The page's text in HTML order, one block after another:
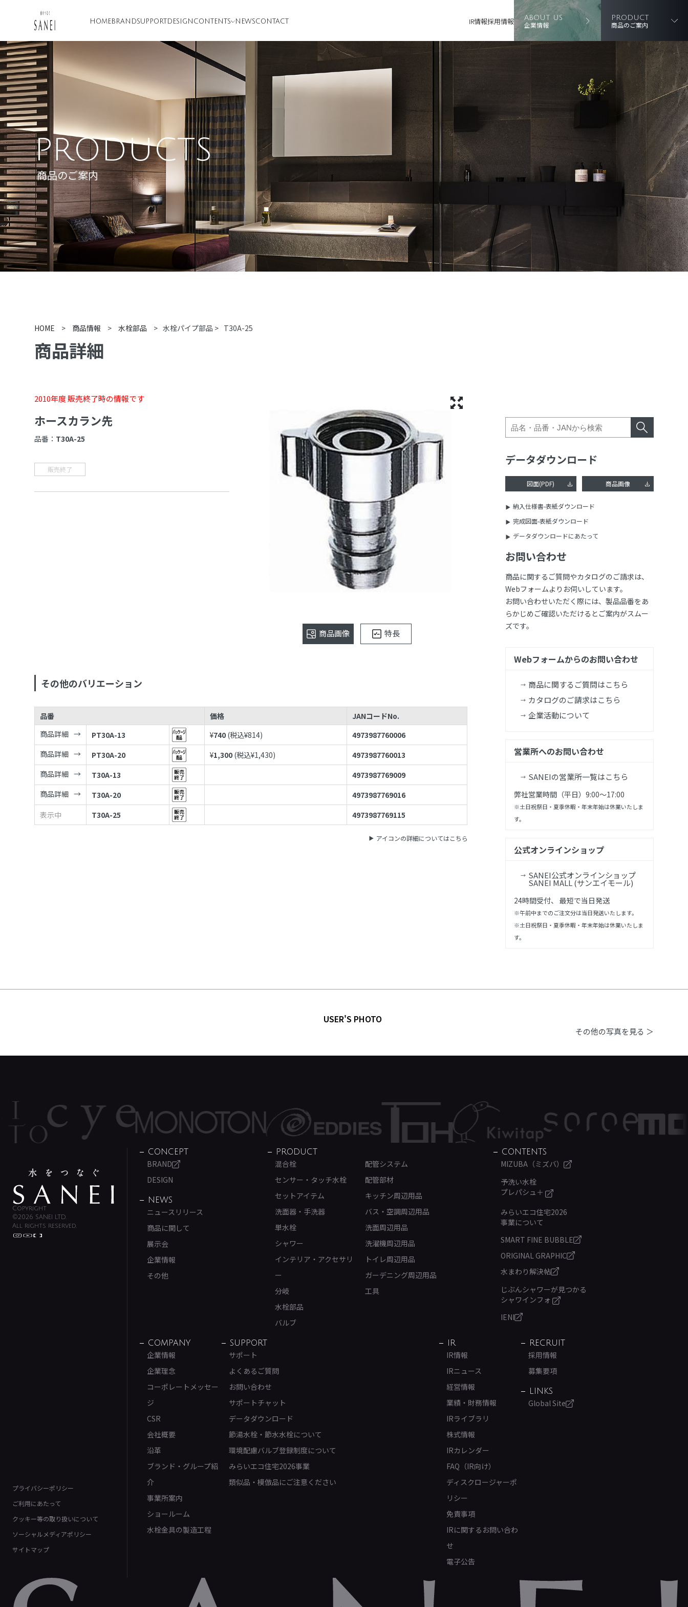
HOME BRANDSUPPORT DESIGN CONTENTS NEWSCONTACT IR情報採用情報 ABOUT US
企業情報
PRODUCT
商品のご案内
PRODUCTS
商品のご案内
HOME > 商品情報 > 水栓部品 > 水栓パイプ部品 > T30A-25
商品詳細
2010年度 販売終了時の情報です
ホースカラン先
品番： T30A-25
販売終了
商品画像 特長
その他のバリエーション
品番 価格
JANコードNo.
商品詳細
PT30A-13 ¥740 (税込¥814)
4973987760006
商品詳細
PT30A-20 ¥1,300 (税込¥1,430)
4973987760013
商品詳細
T30A-13
4973987769009
商品詳細
T30A-20
4973987769016
表示中
T30A-25 4973987769115
アイコンの詳細についてはこちら
データダウンロード
図面(PDF) 商品画像
納入仕様書-表紙ダウンロード
完成図面-表紙ダウンロード
データダウンロードにあたって
お問い合わせ
商品に関するご質問やカタログのご請求は、
Webフォームよりお伺いしています。
お問い合わせいただく際には、製品品番をあ
らかじめご確認いただけるとご案内がスムー
ズです。
Webフォームからのお問い合わせ
商品に関するご質問はこちら
カタログのご請求はこちら
企業活動について
営業所へのお問い合わせ
SANEIの営業所一覧はこちら
弊社営業時間（平日）9:00～17:00
※土日祝祭日・夏季休暇・年末年始は休業いたしま
す。
公式オンラインショップ
SANEI公式オンラインショップ
SANEI MALL (サンエイモール)
24時間受付、 最短で当日発送
※午前中までのご注文分は当日発送いたします。
※土日祝祭日・夏季休暇・年末年始は休業いたしま
す。
USER'S PHOTO
その他の写真を見る ＞
Copyright
©2026 SANEI LTD.
All rights reserved.
プライバシーポリシー
ご利用にあたって
クッキー等の取り扱いについて
ソーシャルメディアポリシー
サイトマップ
CONCEPT
BRAND
DESIGN
NEWS
ニュースリリース
商品に関して
展示会
企業情報
その他
PRODUCT
混合栓
センサー・タッチ水栓
セットアイテム
洗面器・手洗器
単水栓
シャワー
インテリア・アクセサリ
ー
分岐
水栓部品
バルブ
配管システム
配管部材
キッチン周辺用品
バス・空調周辺用品
洗面周辺用品
洗濯機周辺用品
トイレ周辺用品
ガーデニング周辺用品
工具
CONTENTS
MIZUBA（ミズバ）
予洗い水栓
プレパシュ＋
みらいエコ住宅2026
事業について
SMART FINE BUBBLE
ORIGINAL GRAPHIC
水まわり解決帖
じぶんシャワーが見つかる
シャワインフォ
IENI
COMPANY
企業情報
企業理念
コーポレートメッセー
ジ
CSR
会社概要
沿革
ブランド・グループ紹
介
事業所案内
ショールーム
水栓金具の製造工程
SUPPORT
サポート
よくあるご質問
お問い合わせ
サポートチャット
データダウンロード
節湯水栓・節水水栓について
環境配慮バルブ登録制度について
みらいエコ住宅2026事業
類似品・模倣品にご注意ください
IR
IR情報
IRニュース
経営情報
業績・財務情報
IRライブラリ
株式情報
IRカレンダー
FAQ（IR向け）
ディスクロージャーポ
リシー
免責事項
IRに関するお問い合わ
せ
電子公告
RECRUIT
採用情報
募集要項
LINKS
Global Site